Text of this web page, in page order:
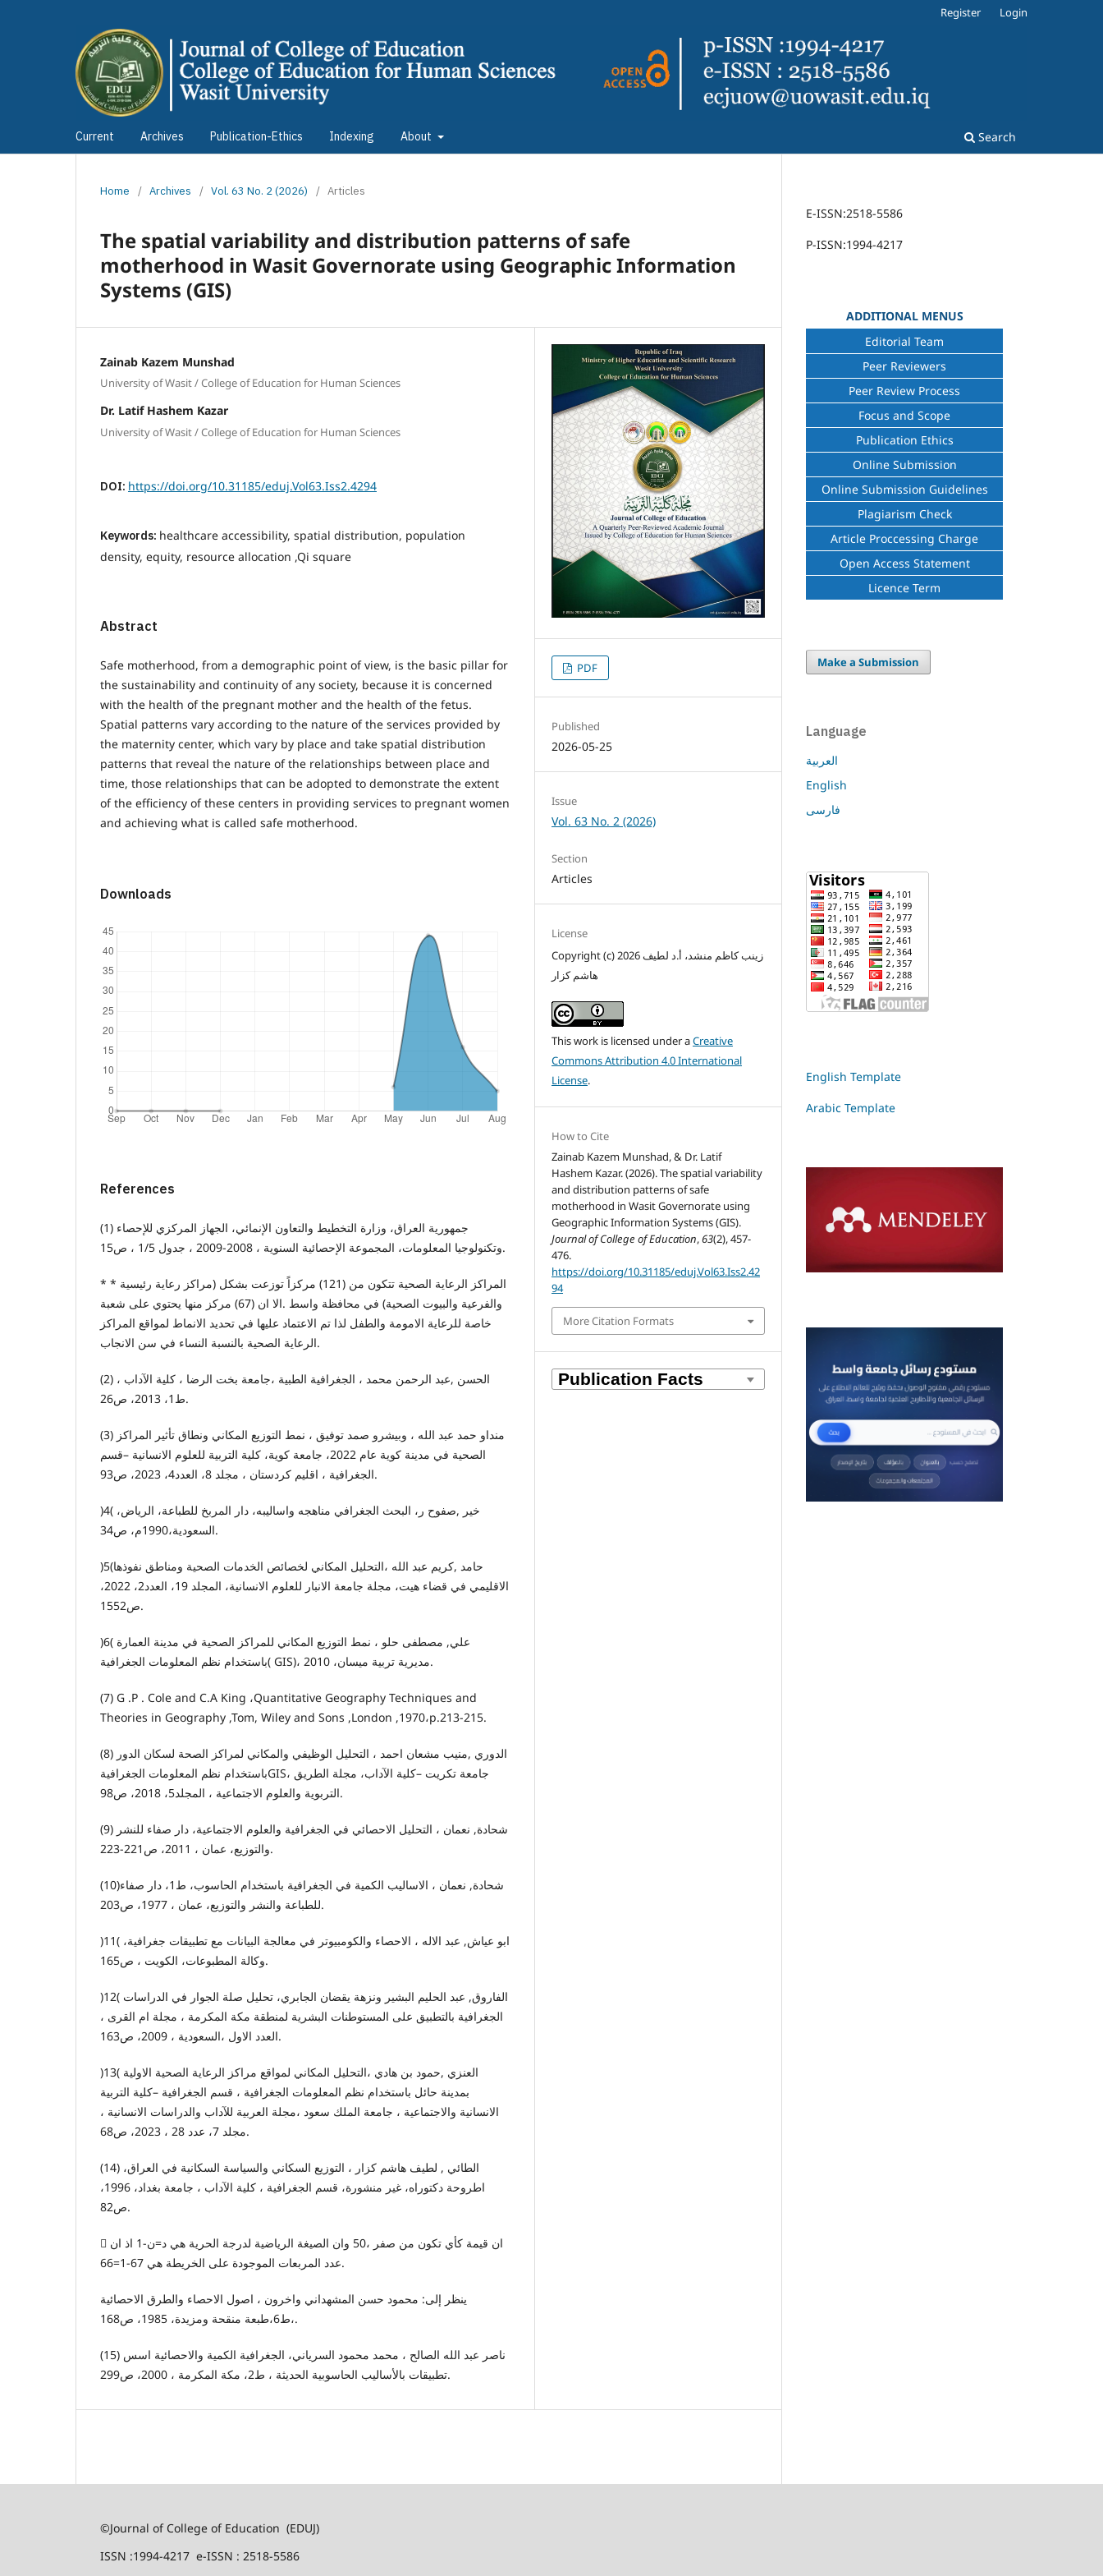
Current Archives Publication-Ethics Indexing About Search
Register Login
Home / Archives / Vol. 63 No. 2 (2026) / Articles
The spatial variability and distribution patterns of safe
motherhood in Wasit Governorate using Geographic Information
Systems (GIS)
Zainab Kazem Munshad
University of Wasit / College of Education for Human Sciences
Dr. Latif Hashem Kazar
University of Wasit / College of Education for Human Sciences
DOI: https://doi.org/10.31185/eduj.Vol63.Iss2.4294
Keywords: healthcare accessibility, spatial distribution, population
density, equity, resource allocation ,Qi square
Abstract
Safe motherhood, from a demographic point of view, is the basic pillar for
the sustainability and continuity of any society, because it is concerned
with the health of the pregnant mother and the health of the fetus.
Spatial patterns vary according to the nature of the services provided by
the maternity center, which vary by place and take spatial distribution
patterns that reveal the nature of the relationships between place and
time, those relationships that can be adopted to demonstrate the extent
of the efficiency of these centers in providing services to pregnant women
and achieving what is called safe motherhood.
Downloads
References
(1) جمهورية العراق، وزارة التخطيط والتعاون الإنمائي، الجهاز المركزي للإحصاء
وتكنولوجيا المعلومات، المجموعة الإحصائية السنوية ، 2008-2009 ، جدول 1/5 ، ص15.
* * المراكز الرعاية الصحية تتكون من (121) مركزاً توزعت بشكل (مراكز رعاية رئيسية
والفرعية والبيوت الصحية) في محافظة واسط .الا ان (67) مركز منها يحتوي على شعبة
خاصة للرعاية الامومة والطفل لذا تم الاعتماد عليها في تحديد الانماط لمواقع المراكز
الرعاية الصحية بالنسبة النساء في سن الانجاب.
(2) الحسن ,عبد الرحمن محمد ، الجغرافية الطبية ،جامعة بخت الرضا ، كلية الآداب ،
ط1، 2013، ص26.
(3) منداو حمد عبد الله ، وبيشرو صمد توفيق ، نمط التوزيع المكاني ونطاق تأثير المراكز
الصحية في مدينة كوية عام 2022، جامعة كوية، كلية التربية للعلوم الانسانية –قسم
الجغرافية ، اقليم كردستان ، مجلد 8، العدد4، 2023، ص93.
)4( خير ,صفوح ر، البحث الجغرافي مناهجه واساليبه، دار المربخ للطباعة، الرياض،
السعودية،1990م، ص34.
)5(حامد ,كريم عبد الله ،التحليل المكاني لخصائص الخدمات الصحية ومناطق نفوذها
الاقليمي في قضاء هيت، مجلة جامعة الانبار للعلوم الانسانية، المجلد 19، العدد2، 2022،
ص1552.
)6( علي, مصطفى حلو ، نمط التوزيع المكاني للمراكز الصحية في مدينة العمارة
باستخدام نظم المعلومات الجغرافية( GIS)، مديرية تربية ميسان، 2010.
(7) G .P . Cole and C.A King ،Quantitative Geography Techniques and
Theories in Geography ,Tom, Wiley and Sons ,London ,1970،p.213-215.
(8) الدوري ,منيب مشعان احمد ، التحليل الوظيفي والمكاني لمراكز الصحة لسكان الدور
باستخدام نظم المعلومات الجغرافيةGIS، جامعة تكريت –كلية الآداب، مجلة الطريق
التربوية والعلوم الاجتماعية ، المجلد5، 2018، ص98.
(9) شحادة, نعمان ، التحليل الاحصائي في الجغرافية والعلوم الاجتماعية، دار صفاء للنشر
والتوزيع، عمان ، 2011، ص221-223.
(10)شحادة, نعمان ، الاساليب الكمية في الجغرافية باستخدام الحاسوب، ط1، دار صفاء
للطباعة والنشر والتوزيع، عمان ، 1977، ص203.
)11( ابو عياش, عبد الاله ، الاحصاء والكومبيوتر في معالجة البيانات مع تطبيقات جغرافية،
وكالة المطبوعات، الكويت ، ص165.
)12( الفاروق, عبد الحليم البشير ونزهة يقضان الجابري، تحليل صلة الجوار في الدراسات
الجغرافية بالتطبيق على المستوطنات البشرية لمنطقة مكة المكرمة ، مجلة ام القرى ،
العدد الاول ،السعودية ، 2009، ص163.
)13( العنزي ,حمود بن هادي ،التحليل المكاني لمواقع مراكز الرعاية الصحية الاولية
بمدينة حائل باستخدام نظم المعلومات الجغرافية ، قسم الجغرافية –كلية التربية
الانسانية والاجتماعية ، جامعة الملك سعود ،مجلة العربية للآداب والدراسات الانسانية ،
مجلد 7، عدد 28 ، 2023، ص68.
(14) الطائي , لطيف هاشم كزار ، التوزيع السكاني والسياسة السكانية في العراق،
اطروحة دكتوراه، غير منشورة، قسم الجغرافية ، كلية الآداب ، جامعة بغداد، 1996،
ص82.
 ان قيمة كأي تكون من صفر ،50 وان الصيغة الرياضية لدرجة الحرية هي د=ن-1 اذ ان
عدد المربعات الموجودة على الخريطة هي 67-1=66.
ينظر إلى: محمود حسن المشهداني واخرون ، اصول الاحصاء والطرق الاحصائية
،ط6،طبعة منقحة ومزيدة، 1985، ص168.
(15) ناصر عبد الله الصالح ، محمد محمود السرياني، الجغرافية الكمية والاحصائية اسس
تطبيقات بالأساليب الحاسوبية الحديثة ، ط2، مكة المكرمة ، 2000، ص299.
PDF
Published
2026-05-25
Issue
Vol. 63 No. 2 (2026)
Section
Articles
License
Copyright (c) 2026 زينب كاظم منشد، أ.د لطيف
هاشم كزار
This work is licensed under aCreative
Commons Attribution 4.0 International
License.
How to Cite
Zainab Kazem Munshad, & Dr. Latif
Hashem Kazar. (2026). The spatial variability
and distribution patterns of safe
motherhood in Wasit Governorate using
Geographic Information Systems (GIS).
Journal of College of Education,63(2), 457-
476.
https://doi.org/10.31185/eduj.Vol63.Iss2.42
94
More Citation Formats
E-ISSN:2518-5586
P-ISSN:1994-4217
ADDITIONAL MENUS
Editorial Team
Peer Reviewers
Peer Review Process
Focus and Scope
Publication Ethics
Online Submission
Online Submission Guidelines
Plagiarism Check
Article Proccessing Charge
Open Access Statement
Licence Term
Make a Submission
Language
العربية
English
فارسی
English Template
Arabic Template
©Journal of College of Education (EDUJ)
ISSN :1994-4217 e-ISSN : 2518-5586